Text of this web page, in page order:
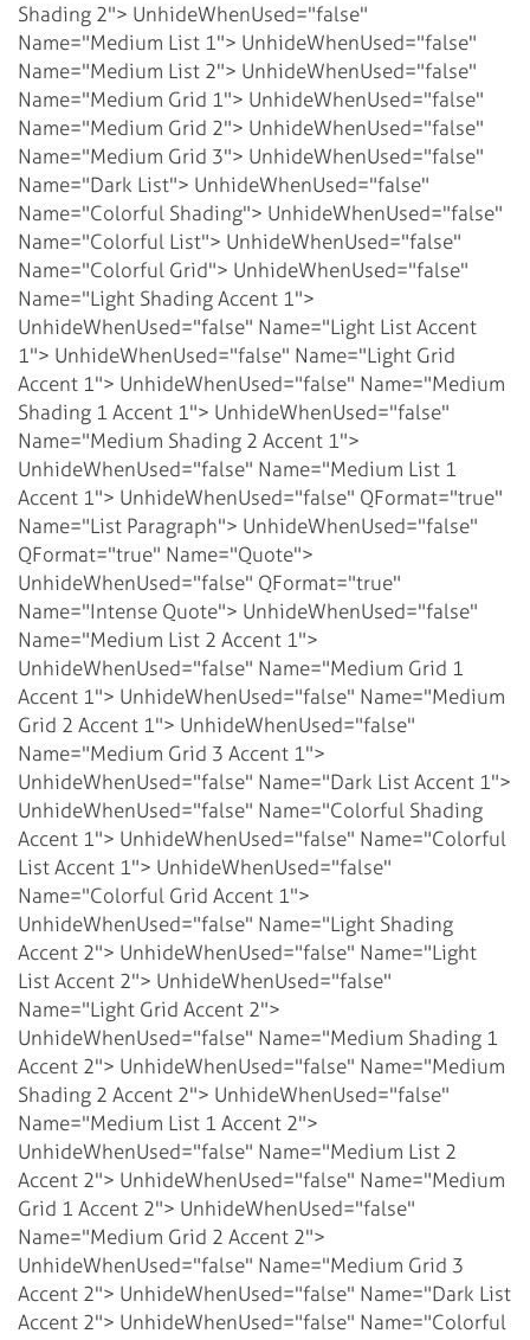
Shading 2"> UnhideWhenUsed="false"
Name="Medium List 1"> UnhideWhenUsed="false"
Name="Medium List 2"> UnhideWhenUsed="false"
Name="Medium Grid 1"> UnhideWhenUsed="false"
Name="Medium Grid 2"> UnhideWhenUsed="false"
Name="Medium Grid 3"> UnhideWhenUsed="false"
Name="Dark List"> UnhideWhenUsed="false"
Name="Colorful Shading"> UnhideWhenUsed="false"
Name="Colorful List"> UnhideWhenUsed="false"
Name="Colorful Grid"> UnhideWhenUsed="false"
Name="Light Shading Accent 1">
UnhideWhenUsed="false" Name="Light List Accent
1"> UnhideWhenUsed="false" Name="Light Grid
Accent 1"> UnhideWhenUsed="false" Name="Medium
Shading 1 Accent 1"> UnhideWhenUsed="false"
Name="Medium Shading 2 Accent 1">
UnhideWhenUsed="false" Name="Medium List 1
Accent 1"> UnhideWhenUsed="false" QFormat="true"
Name="List Paragraph"> UnhideWhenUsed="false"
QFormat="true" Name="Quote">
UnhideWhenUsed="false" QFormat="true"
Name="Intense Quote"> UnhideWhenUsed="false"
Name="Medium List 2 Accent 1">
UnhideWhenUsed="false" Name="Medium Grid 1
Accent 1"> UnhideWhenUsed="false" Name="Medium
Grid 2 Accent 1"> UnhideWhenUsed="false"
Name="Medium Grid 3 Accent 1">
UnhideWhenUsed="false" Name="Dark List Accent 1">
UnhideWhenUsed="false" Name="Colorful Shading
Accent 1"> UnhideWhenUsed="false" Name="Colorful
List Accent 1"> UnhideWhenUsed="false"
Name="Colorful Grid Accent 1">
UnhideWhenUsed="false" Name="Light Shading
Accent 2"> UnhideWhenUsed="false" Name="Light
List Accent 2"> UnhideWhenUsed="false"
Name="Light Grid Accent 2">
UnhideWhenUsed="false" Name="Medium Shading 1
Accent 2"> UnhideWhenUsed="false" Name="Medium
Shading 2 Accent 2"> UnhideWhenUsed="false"
Name="Medium List 1 Accent 2">
UnhideWhenUsed="false" Name="Medium List 2
Accent 2"> UnhideWhenUsed="false" Name="Medium
Grid 1 Accent 2"> UnhideWhenUsed="false"
Name="Medium Grid 2 Accent 2">
UnhideWhenUsed="false" Name="Medium Grid 3
Accent 2"> UnhideWhenUsed="false" Name="Dark List
Accent 2"> UnhideWhenUsed="false" Name="Colorful